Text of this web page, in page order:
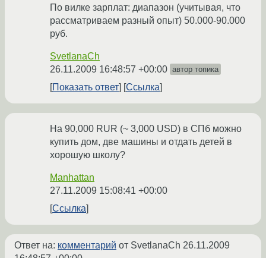
По вилке зарплат: диапазон (учитывая, что
рассматриваем разный опыт) 50.000-90.000
руб.
SvetlanaCh
26.11.2009 16:48:57 +00:00 автор топика
Показать ответ Ссылка
На 90,000 RUR (~ 3,000 USD) в СПб можно
купить дом, две машины и отдать детей в
хорошую школу?
Manhattan
27.11.2009 15:08:41 +00:00
Ссылка
Ответ на: комментарий от SvetlanaCh 26.11.2009